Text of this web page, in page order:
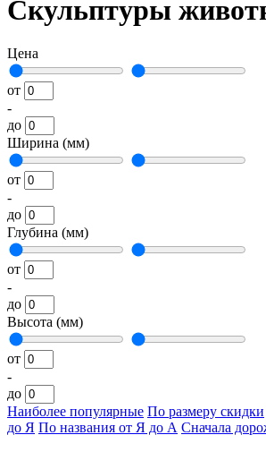
Скульптуры
Цена
от
-
до
Ширина (мм)
от
-
до
Глубина (мм)
от
-
до
Высота (мм)
от
-
до
Наиболее популярные По размеру скидки
до Я По названия от Я до А Сначала